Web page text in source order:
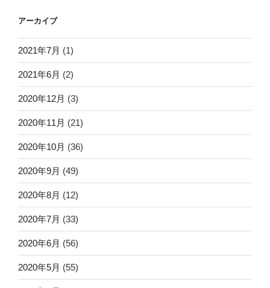
アーカイブ
2021年7月 (1)
2021年6月 (2)
2020年12月 (3)
2020年11月 (21)
2020年10月 (36)
2020年9月 (49)
2020年8月 (12)
2020年7月 (33)
2020年6月 (56)
2020年5月 (55)